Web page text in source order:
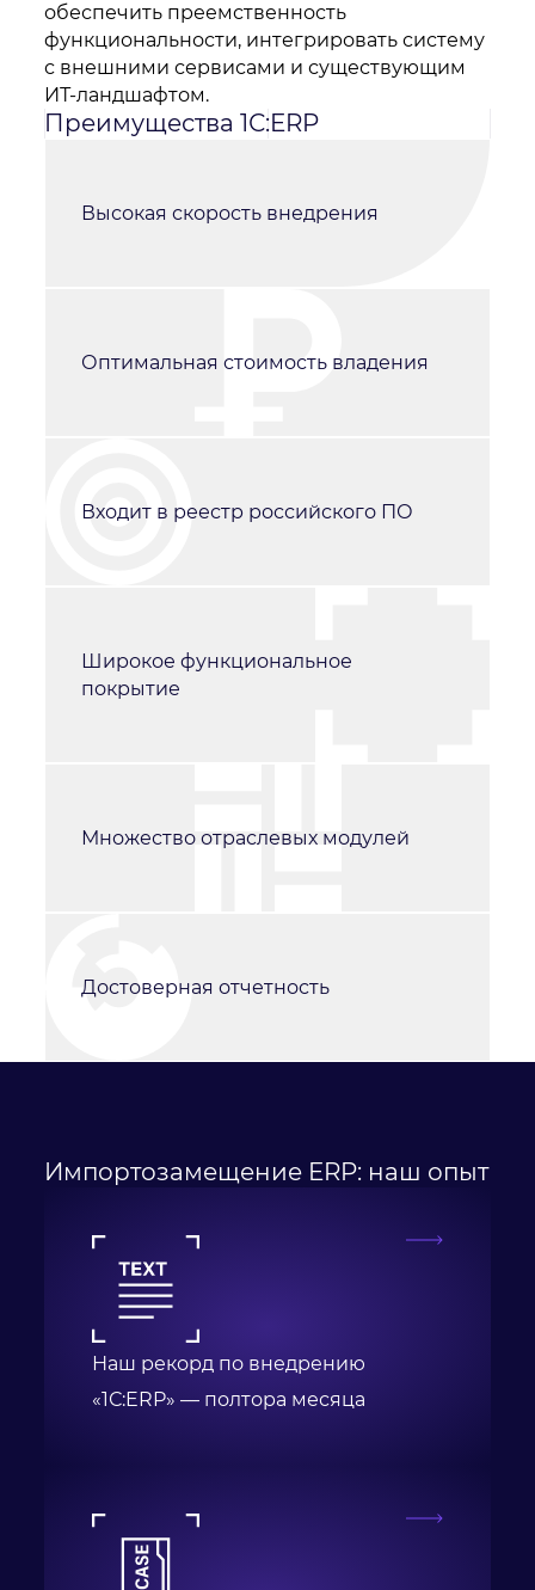
обеспечить преемственность
функциональности, интегрировать систему
с внешними сервисами и существующим
ИТ-ландшафтом.
Преимущества 1С:ERP
Высокая скорость внедрения
Оптимальная стоимость владения
Входит в реестр российского ПО
Широкое функциональное
покрытие
Множество отраслевых модулей
Достоверная отчетность
Импортозамещение ERP: наш опыт
Наш рекорд по внедрению
«1С:ERP» — полтора месяца
После обработки заявки с вами свяжется наш
специалист.
Не волнуйтесь, если пропустите звонок, мы
обязательноперезвоним еще раз!